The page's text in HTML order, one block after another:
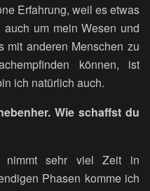
Erfahrung, weil es etwas
um mein Wesen und
mit anderen Menschen zu
können, ist
ich natürlich auch.
Wie schaffst du
nimmt sehr viel Zeit in
Phasen komme ich